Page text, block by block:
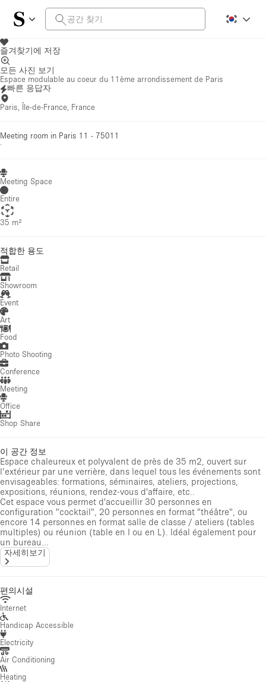
즐겨찾기에 저장
모든 사진 보기
Espace modulable au coeur du 11ème arrondissement de Paris
빠른 응답자
Paris, Île-de-France, France
Meeting room in Paris 11 - 75011
·
Meeting Space
Entire
35 m²
적합한 용도
Retail
Showroom
Event
Art
Food
Photo Shooting
Conference
Meeting
Office
Shop Share
이 공간 정보
Espace chaleureux et polyvalent de près de 35 m2, ouvert sur
l’extérieur par une verrière, dans lequel tous les événements sont
envisageables: formations, séminaires, ateliers, projections,
expositions, réunions, rendez-vous d'affaire, etc..
Cet espace vous permet d'accueillir 30 personnes en
configuration "cocktail", 20 personnes en format "théâtre", ou
encore 14 personnes en format salle de classe / ateliers (tables
multiples) ou réunion (table en I ou en L). Idéal également pour
un bureau...
자세히보기
편의시설
Internet
Handicap Accessible
Electricity
Air Conditioning
Heating